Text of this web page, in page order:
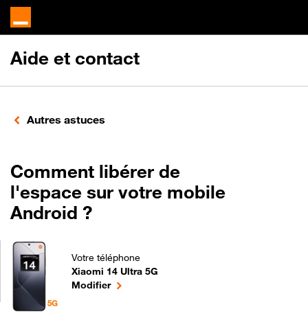
Aide et contact
Autres astuces
Comment libérer de
l'espace sur votre mobile
Android ?
Votre téléphone
Xiaomi 14 Ultra 5G
Comment libérer de l'espace sur votre mobile
Modifierle téléphone sélectionné